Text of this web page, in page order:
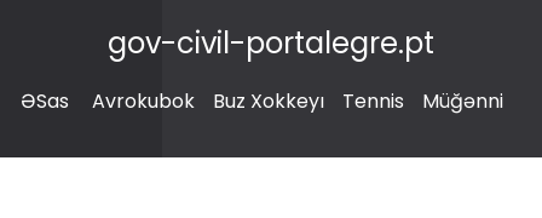
gov-civil-portalegre.pt
ƏSas Avrokubok Buz Xokkeyı Tennis Müğənni